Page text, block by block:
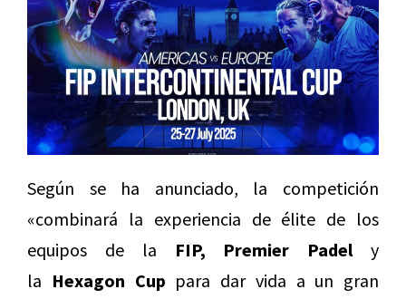
Según se ha anunciado, la competición
«combinará la experiencia de élite de los
equipos de la FIP, Premier Padel y
la Hexagon Cup para dar vida a un gran